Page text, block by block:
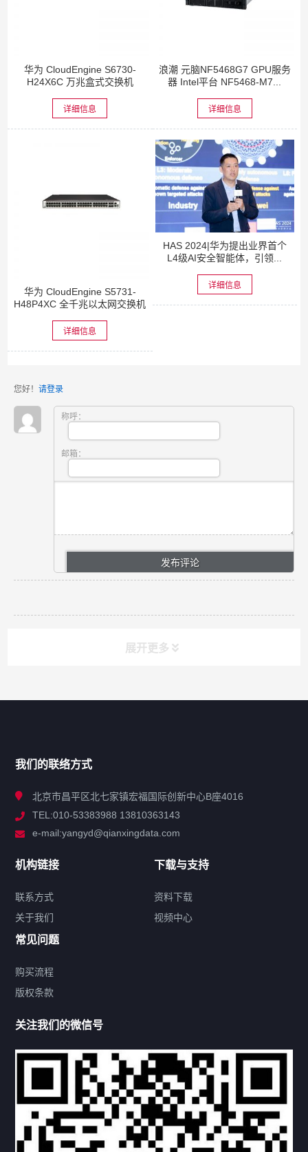
华为 CloudEngine S6730-
H24X6C 万兆盒式交换机
详细信息
浪潮 元脑NF5468G7 GPU服务
器 Intel平台 NF5468-M7...
详细信息
华为 CloudEngine S5731-
H48P4XC 全千兆以太网交换机
详细信息
HAS 2024|华为提出业界首个
L4级AI安全智能体，引领...
详细信息
您好！ 请登录
称呼：
邮箱：
展开更多
解决方案
联系方式
热门标签
机构链接
联系方式 关于我们
下载与支持
资料下载 视频中心
常见问题
我们的联络方式
北京市昌平区北七家镇宏福国际创新中心B座4016
TEL:010-53383988 13810363143
e-mail:yangyd@qianxingdata.com
机构链接
联系方式
关于我们
下载与支持
资料下载
视频中心
常见问题
购买流程
版权条款
关注我们的微信号